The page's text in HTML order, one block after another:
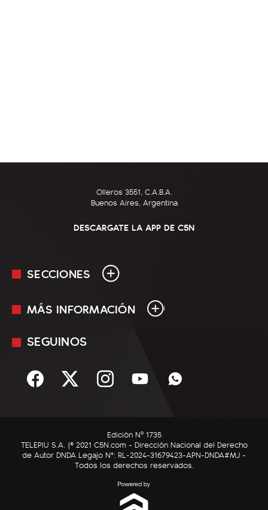
Olleros 3551, C.A.B.A.
Buenos Aires, Argentina
DESCARGATE LA APP DE C5N
SECCIONES
En Vivo
Sociedad
C5N Autos
RatingCero
MÁS INFORMACIÓN
Mediakit
Términos y condiciones
SEGUINOS
Edición Nº 1735
TELEPIU S.A. |© 2021 C5N.com - Dirección Nacional del Derecho
de Autor DNDA Legajo N°: RL-2024-31679423-APN-DNDA#MJ -
Todos los derechos reservados.